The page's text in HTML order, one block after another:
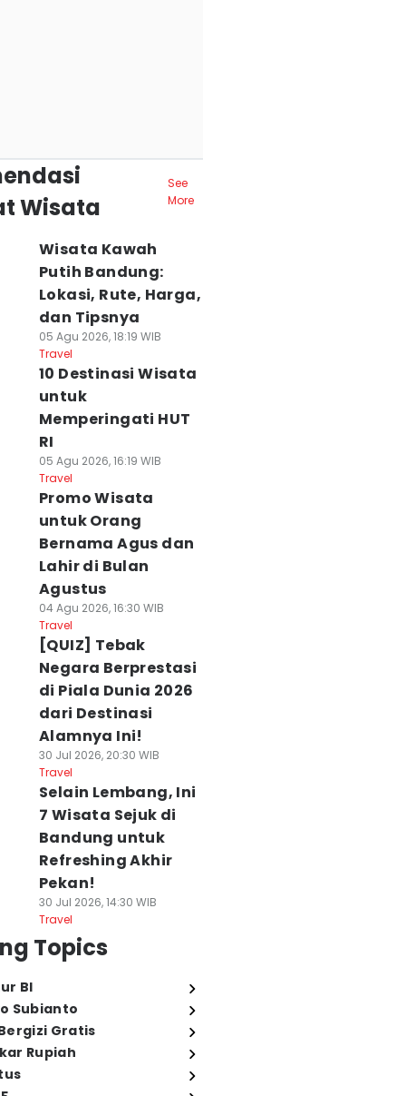
Wisata
See
More
Wisata Kawah
Putih Bandung:
Lokasi, Rute, Harga,
dan Tipsnya
05 Agu 2026, 18:19 WIB
Travel
10 Destinasi Wisata
untuk
Memperingati HUT
RI
05 Agu 2026, 16:19 WIB
Travel
Promo Wisata
untuk Orang
Bernama Agus dan
Lahir di Bulan
Agustus
04 Agu 2026, 16:30 WIB
Travel
[QUIZ] Tebak
Negara Berprestasi
di Piala Dunia 2026
dari Destinasi
Alamnya Ini!
30 Jul 2026, 20:30 WIB
Travel
Selain Lembang, Ini
7 Wisata Sejuk di
Bandung untuk
Refreshing Akhir
Pekan!
30 Jul 2026, 14:30 WIB
Travel
Topics
BI
Subianto
Gratis
Rupiah